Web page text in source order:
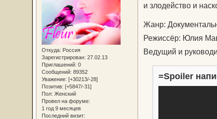
Откуда: Россия
Зарегистрирован: 27.02.13
Приглашений: 0
Сообщений: 89352
Уважение: [+30213/-28]
Позитив: [+5847/-31]
Пол: Женский
Провел на форуме:
1 год 9 месяцев
Последний визит:
и злодейство и
Жанр:
Режиссёр: Юлия
Ведущий и
=Spoiler